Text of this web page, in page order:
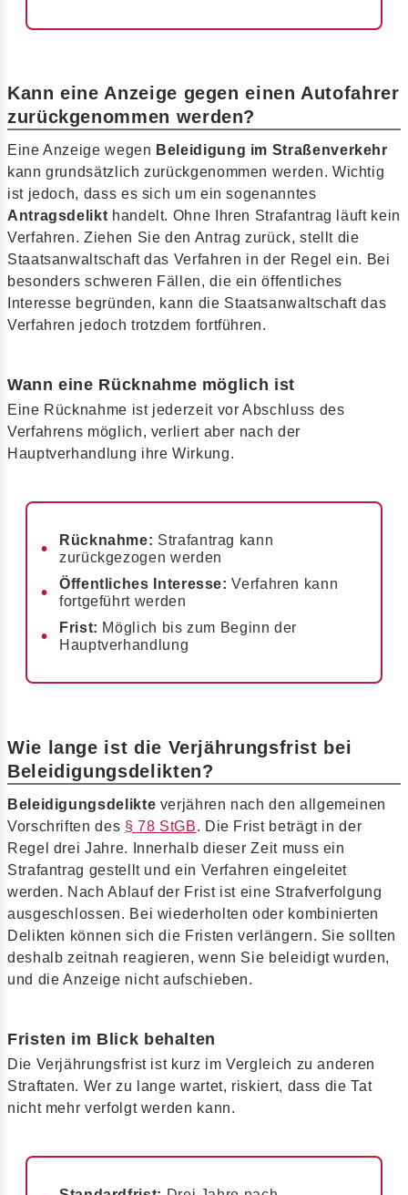
Kann eine Anzeige gegen einen Autofahrer
zurückgenommen werden?
Eine Anzeige wegen Beleidigung im Straßenverkehr
kann grundsätzlich zurückgenommen werden. Wichtig
ist jedoch, dass es sich um ein sogenanntes
Antragsdelikt handelt. Ohne Ihren Strafantrag läuft kein
Verfahren. Ziehen Sie den Antrag zurück, stellt die
Staatsanwaltschaft das Verfahren in der Regel ein. Bei
besonders schweren Fällen, die ein öffentliches
Interesse begründen, kann die Staatsanwaltschaft das
Verfahren jedoch trotzdem fortführen.
Wann eine Rücknahme möglich ist
Eine Rücknahme ist jederzeit vor Abschluss des
Verfahrens möglich, verliert aber nach der
Hauptverhandlung ihre Wirkung.
Rücknahme: Strafantrag kann
zurückgezogen werden
Öffentliches Interesse: Verfahren kann
fortgeführt werden
Frist: Möglich bis zum Beginn der
Hauptverhandlung
Wie lange ist die Verjährungsfrist bei
Beleidigungsdelikten?
Beleidigungsdelikte verjähren nach den allgemeinen
Vorschriften des § 78 StGB. Die Frist beträgt in der
Regel drei Jahre. Innerhalb dieser Zeit muss ein
Strafantrag gestellt und ein Verfahren eingeleitet
werden. Nach Ablauf der Frist ist eine Strafverfolgung
ausgeschlossen. Bei wiederholten oder kombinierten
Delikten können sich die Fristen verlängern. Sie sollten
deshalb zeitnah reagieren, wenn Sie beleidigt wurden,
und die Anzeige nicht aufschieben.
Fristen im Blick behalten
Die Verjährungsfrist ist kurz im Vergleich zu anderen
Straftaten. Wer zu lange wartet, riskiert, dass die Tat
nicht mehr verfolgt werden kann.